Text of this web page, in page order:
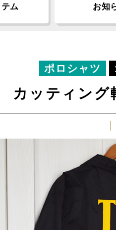
ム お知
ポロシャツ
カッティング